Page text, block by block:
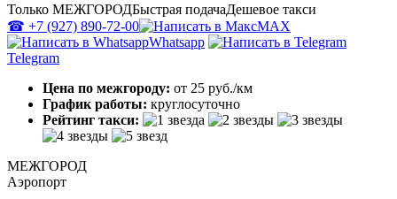
Только МЕЖГОРОДБыстрая подачаДешевое такси
☎ +7 (927) 890-72-00
MAX
Whatsapp
Telegram
Цена по межгороду: от 25 руб./км
График работы: круглосуточно
Рейтинг такси:
МЕЖГОРОД
Аэропорт